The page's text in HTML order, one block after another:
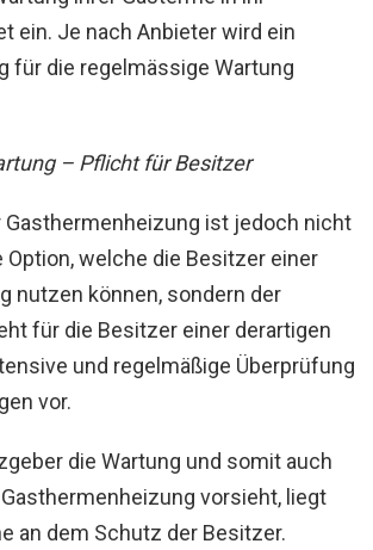
ein. Je nach Anbieter wird ein
für die regelmässige Wartung
– Pflicht für Besitzer
Gasthermenheizung ist jedoch nicht
Option, welche die Besitzer einer
nutzen können, sondern der
für die Besitzer einer derartigen
und regelmäßige Überprüfung
vor.
die Wartung und somit auch
vorsieht, liegt
an dem Schutz der Besitzer.